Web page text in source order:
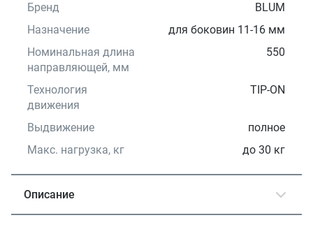
Бренд
BLUM
Назначение
для боковин 11-16 мм
Номинальная длина
направляющей, мм
550
Технология
движения
TIP-ON
Выдвижение
полное
Макс. нагрузка, кг
до 30 кг
Описание